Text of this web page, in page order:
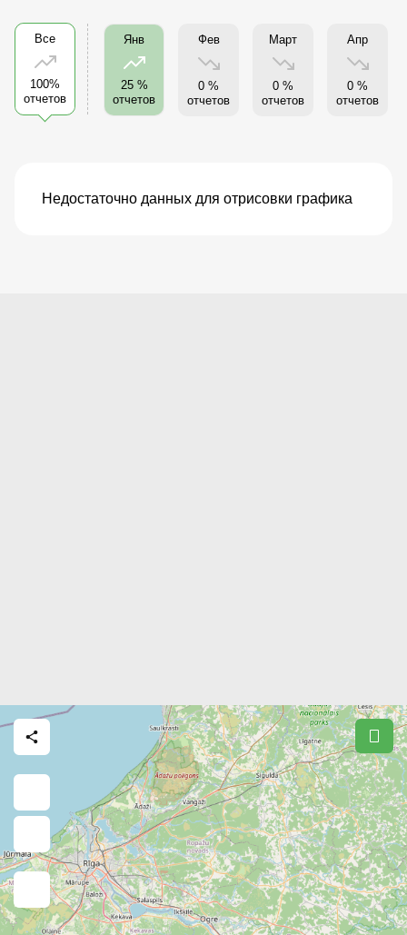
Все
100%
отчетов
Янв
25 %
отчетов
Фев
0 %
отчетов
Март
0 %
отчетов
Апр
0 %
отчетов
Недостаточно данных для отрисовки графика